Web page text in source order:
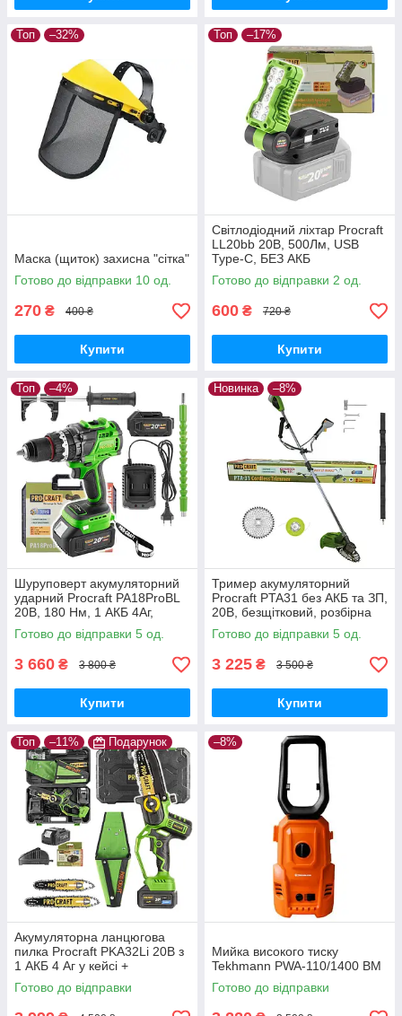
Топ –32%
Маска (щиток) захисна "сітка"
Готово до відправки 10 од.
270 ₴ 400 ₴
Купити
Топ –17%
Світлодіодний ліхтар Procraft
LL20bb 20В, 500Лм, USB
Type-C, БЕЗ АКБ
Готово до відправки 2 од.
600 ₴ 720 ₴
Купити
Топ –4%
Шуруповерт акумуляторний
ударний Procraft PA18ProBL
20В, 180 Нм, 1 АКБ 4Аг,
зарядний 2А, кейс,
безщітковий дриль-
Готово до відправки 5 од.
3 660 ₴ 3 800 ₴
Купити
Новинка –8%
Тример акумуляторний
Procraft PTA31 без АКБ та ЗП,
20В, безщітковий, розбірна
штанга, велосипедна ручка
Готово до відправки 5 од.
3 225 ₴ 3 500 ₴
Купити
Топ –11% Подарунок
Акумуляторна ланцюгова
пилка Procraft PKA32Li 20В з
1 АКБ 4 Аг у кейсі +
додатковий АКБ 4 Аг Type-C,
2 шини 6"/8"
Готово до відправки
–8%
Мийка високого тиску
Tekhmann PWA-110/1400 BM
Готово до відправки